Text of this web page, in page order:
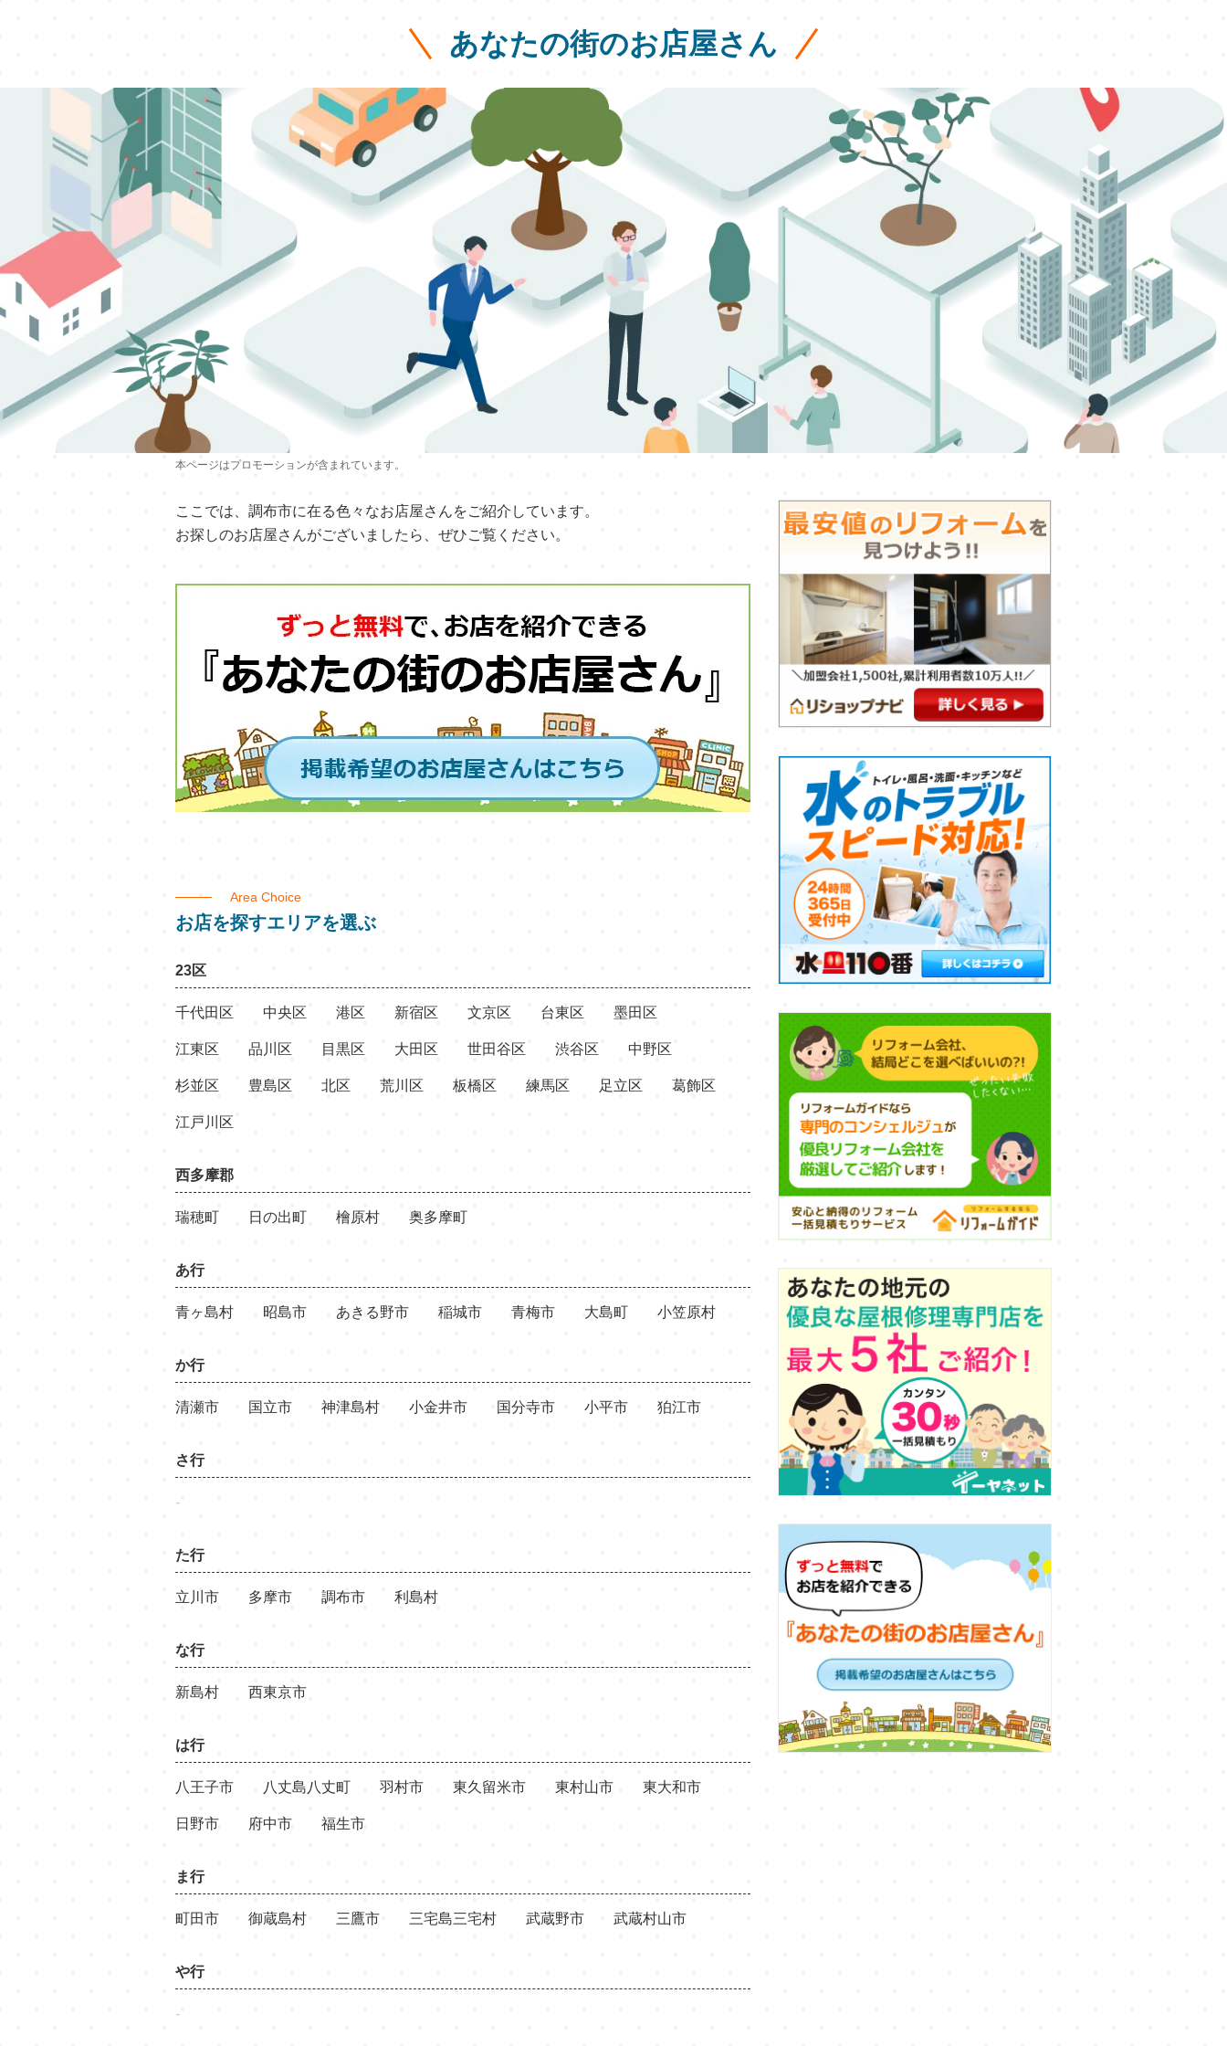
あなたの街のお店屋さん
本ページはプロモーションが含まれています。
ここでは、調布市に在る色々なお店屋さんをご紹介しています。
お探しのお店屋さんがございましたら、ぜひご覧ください。
Area Choice
お店を探すエリアを選ぶ
23区
千代田区 中央区 港区 新宿区 文京区 台東区 墨田区
江東区 品川区 目黒区 大田区 世田谷区 渋谷区 中野区
杉並区 豊島区 北区 荒川区 板橋区 練馬区 足立区 葛飾区
江戸川区
西多摩郡
瑞穂町 日の出町 檜原村 奥多摩町
あ行
青ヶ島村 昭島市 あきる野市 稲城市 青梅市 大島町 小笠原村
か行
清瀬市 国立市 神津島村 小金井市 国分寺市 小平市 狛江市
さ行
-
た行
立川市 多摩市 調布市 利島村
な行
新島村 西東京市
は行
八王子市 八丈島八丈町 羽村市 東久留米市 東村山市 東大和市
日野市 府中市 福生市
ま行
町田市 御蔵島村 三鷹市 三宅島三宅村 武蔵野市 武蔵村山市
や行
-